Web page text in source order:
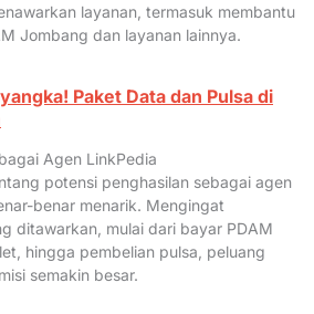
layanan, termasuk membantu
Jombang dan layanan lainnya.
Paket Data dan Pulsa di
Agen LinkPedia
potensi penghasilan sebagai agen
benar menarik. Mengingat
ditawarkan, mulai dari bayar PDAM
hingga pembelian pulsa, peluang
semakin besar.